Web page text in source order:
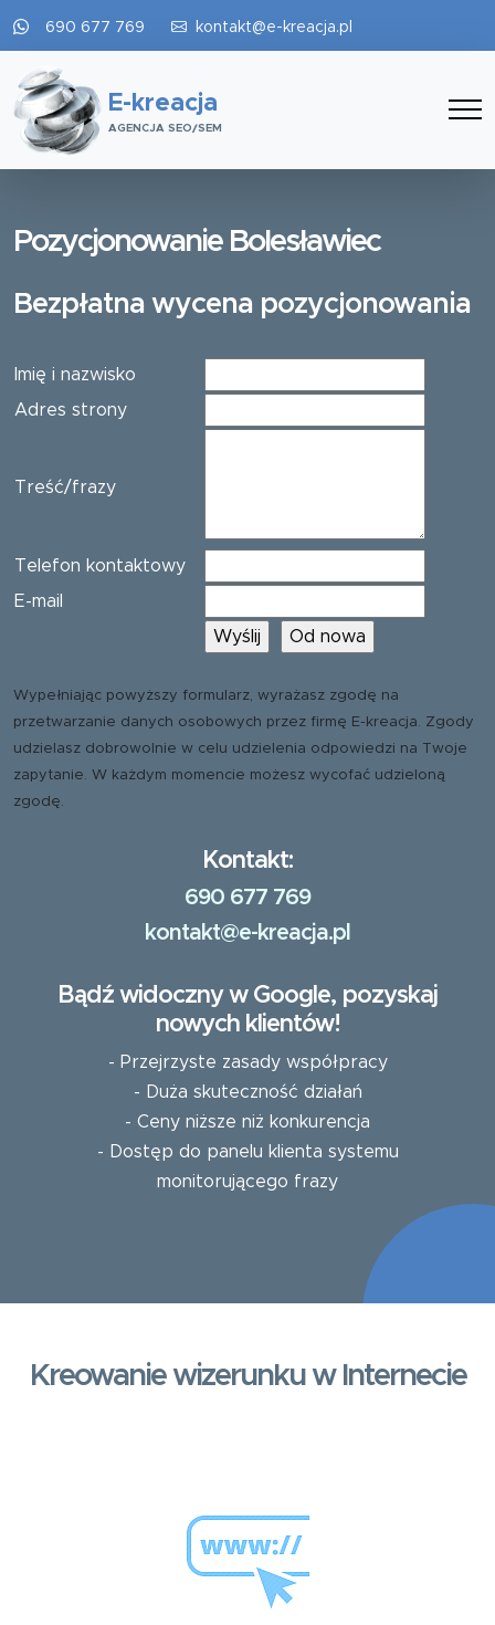
690 677 769 kontakt@e-kreacja.pl
E-kreacja
AGENCJA SEO/SEM
Pozycjonowanie Bolesławiec
Bezpłatna wycena pozycjonowania
Imię i nazwisko
Adres strony
Treść/frazy
Telefon kontaktowy
E-mail
Wypełniając powyższy formularz, wyrażasz zgodę na
przetwarzanie danych osobowych przez firmę E-kreacja. Zgody
udzielasz dobrowolnie w celu udzielenia odpowiedzi na Twoje
zapytanie. W każdym momencie możesz wycofać udzieloną
zgodę.
Kontakt:
690 677 769
kontakt@e-kreacja.pl
Bądź widoczny w Google, pozyskaj
nowych klientów!
- Przejrzyste zasady współpracy
- Duża skuteczność działań
- Ceny niższe niż konkurencja
- Dostęp do panelu klienta systemu
monitorującego frazy
Kreowanie wizerunku w Internecie